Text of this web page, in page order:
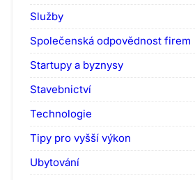
Služby
Společenská odpovědnost firem
Startupy a byznysy
Stavebnictví
Technologie
Tipy pro vyšší výkon
Ubytování